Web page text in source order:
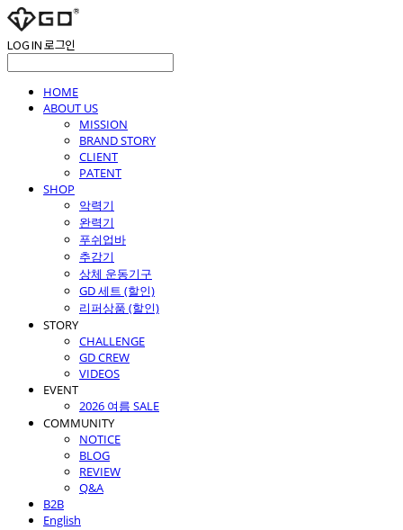
LOG IN로그인
HOME
ABOUT US
MISSION
BRAND STORY
CLIENT
PATENT
SHOP
악력기
완력기
푸쉬업바
추감기
상체 운동기구
GD 세트 (할인)
리퍼상품 (할인)
STORY
CHALLENGE
GD CREW
VIDEOS
EVENT
2026 여름 SALE
COMMUNITY
NOTICE
BLOG
REVIEW
Q&A
B2B
English